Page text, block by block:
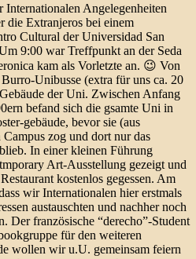
Angelegenheiten
die Extranjeros bei einem
Cultural der Universidad San
9:00 war Treffpunkt an der Seda
kam als Vorletzte an. 😉 Von
Unibusse (extra für uns ca. 20
der Uni. Zwischen Anfang
befand sich die gsamte Uni in
gebäude, bevor sie (aus
zog und dort nur das
In einer kleinen Führung
Art-Ausstellung gezeigt und
kostenlos gegessen. Am
wir Internationalen hier erstmals
austauschten und nachher noch
Der französische “derecho”-Student
für den weiteren
wollen wir u.U. gemeinsam feiern